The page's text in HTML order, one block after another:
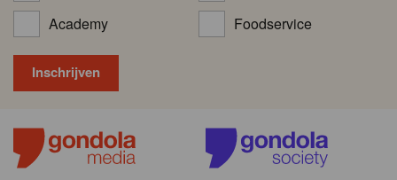
Academy
Foodservice